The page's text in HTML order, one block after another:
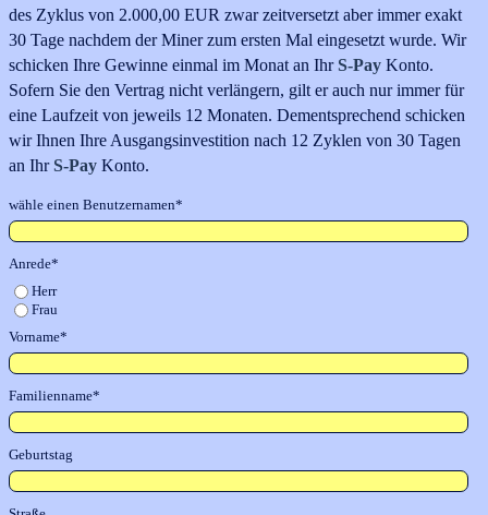
des Zyklus von 2.000,00 EUR zwar zeitversetzt aber immer exakt
30 Tage nachdem der Minerzum ersten Mal eingesetzt wurde. Wir
schicken Ihre Gewinne einmal im Monat an IhrS-Pay Konto.
Sofern Sie den Vertrag nicht verlängern, gilt er auch nur immer für
eine Laufzeit von jeweils 12 Monaten. Dementsprechend schicken
wir Ihnen Ihre Ausgangsinvestition nach 12 Zyklen von 30 Tagen
an Ihr S-Pay Konto.
wähle einen Benutzernamen*
Anrede*
Herr
Frau
Vorname*
Familienname*
Geburtstag